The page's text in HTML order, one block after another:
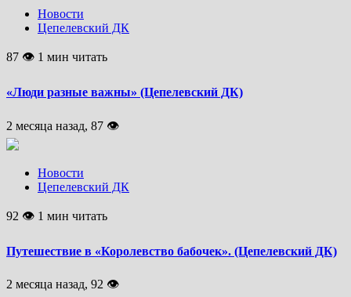
Новости
Цепелевский ДК
87 👁 1 мин читать
«Люди разные важны» (Цепелевский ДК)
2 месяца назад, 87 👁
Новости
Цепелевский ДК
92 👁 1 мин читать
Путешествие в «Королевство бабочек». (Цепелевский ДК)
2 месяца назад, 92 👁